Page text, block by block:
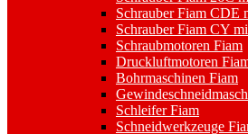
Schrauber Fiam CDE
Schrauber Fiam CY
Schraubmotoren Fiam
Druckluftmotoren
Bohrmaschinen Fiam
Schleifer Fiam
Schneidwerkzeuge